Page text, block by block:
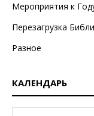
Мероприятия к
Перезагрузка
Разное
КАЛЕНДАРЬ